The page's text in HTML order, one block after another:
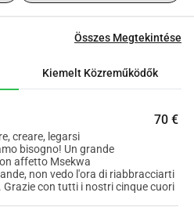
egymást, tapasztalatokat és
generációkat fogadhatunk.
szociális és kulturális
egy megfelelő teret, ahol
Tai Chi-t, vagy egyszerűen
közösen tervezhetnek, és
Egy olyan tér, ahol a családok
Összes Megtekintése
Kiemelt Közreműködők
70 €
creare, legarsi
bisogno! Un grande
affetto Msekwa
non vedo l'ora di riabbracciarti
Grazie con tutti i nostri cinque cuori